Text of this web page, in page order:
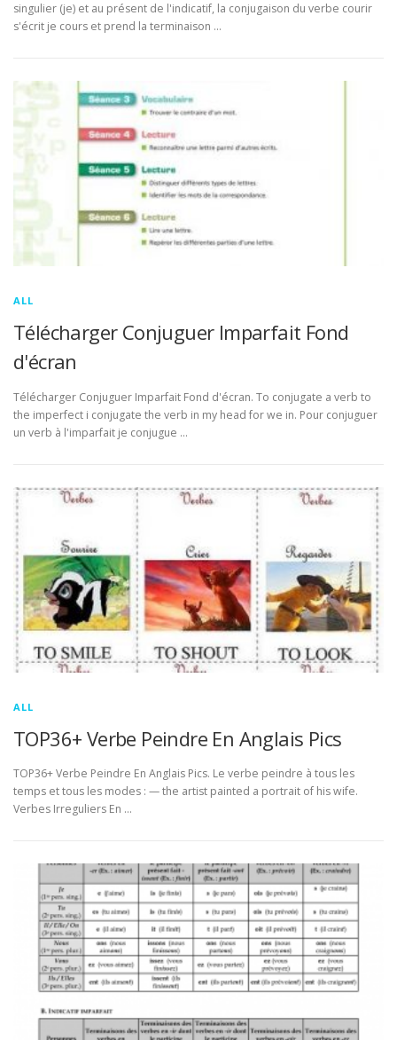
singulier (je) et au présent de l'indicatif, la conjugaison du verbe courir
s'écrit je cours et prend la terminaison …
ALL
Télécharger Conjuguer Imparfait Fond
d'écran
Télécharger Conjuguer Imparfait Fond d'écran. To conjugate a verb to
the imperfect i conjugate the verb in my head for we in. Pour conjuguer
un verb à l'imparfait je conjugue …
ALL
TOP36+ Verbe Peindre En Anglais Pics
TOP36+ Verbe Peindre En Anglais Pics. Le verbe peindre à tous les
temps et tous les modes : — the artist painted a portrait of his wife.
Verbes Irreguliers En …